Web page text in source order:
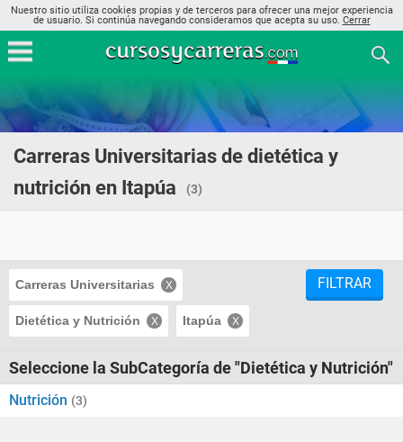
Nuestro sitio utiliza cookies propias y de terceros para ofrecer una mejor experiencia
de usuario. Si continúa navegando consideramos que acepta su uso. Cerrar
Carreras Universitarias de dietética y
nutrición en Itapúa
(3)
Carreras Universitarias
Dietética y Nutrición Itapúa
FILTRAR
Seleccione la SubCategoría de "Dietética y Nutrición"
Nutrición (3)